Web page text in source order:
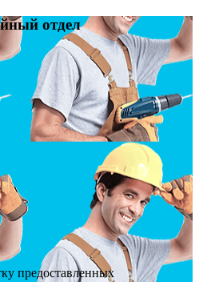
отдел
предоставленных